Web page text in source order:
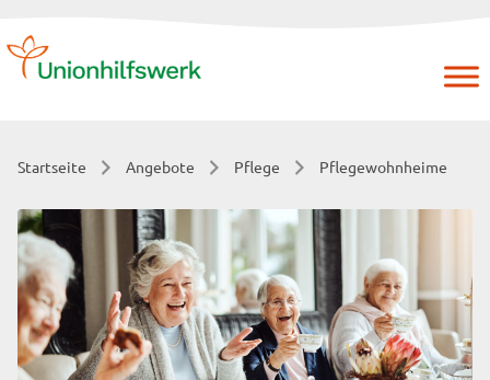
Skip
Startseite Angebote Pflege Pflegewohnheime